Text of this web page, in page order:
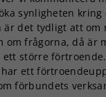
synligheten kring
är det tydligt att om
om frågorna, då är
ett större
ett
förbundets